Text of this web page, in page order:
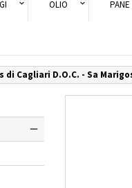
OLIO PANE
di Cagliari D.O.C. - Sa